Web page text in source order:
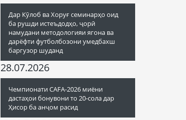
Дар Кӯлоб ва Хоруғ семинарҳо оид
ба рушди истеъдодҳо, ҷорӣ
намудани методологияи ягона ва
дарёфти футболбозони умедбахш
баргузор шуданд
28.07.2026
Чемпионати CAFA-2026 миёни
дастаҳои бонувони то 20-сола дар
Ҳисор ба анҷом расид